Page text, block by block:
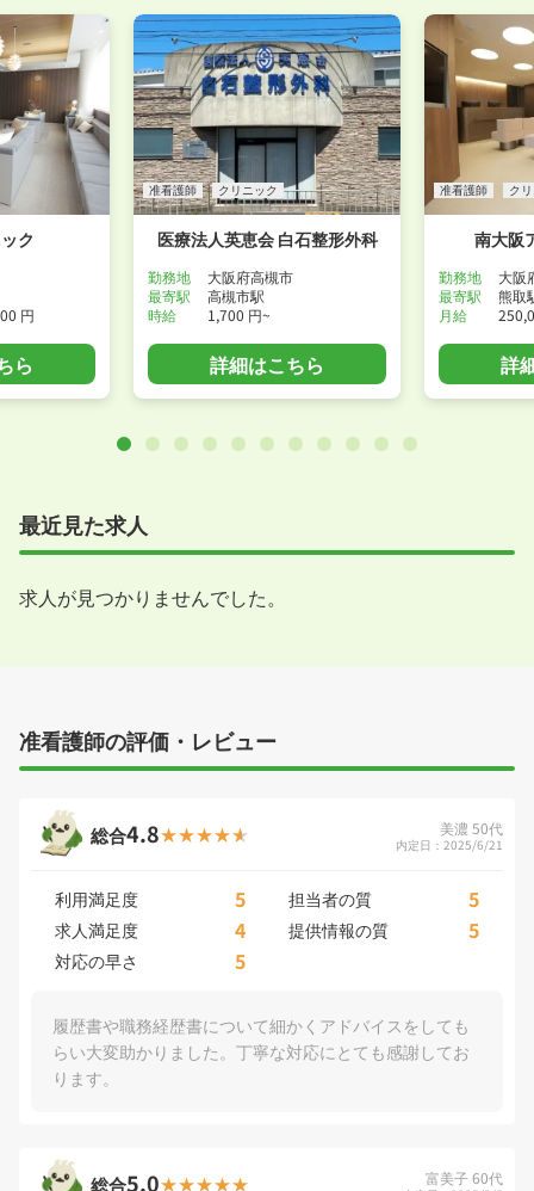
ク
円
ら
准看護師 クリニック
医療法人英恵会 白石整形外科
勤務地
大阪府高槻市
最寄駅
高槻市駅
時給
1,700 円~
詳細はこちら
准看護師 ク
南大阪
勤務地
大阪
最寄駅
熊取
月給
詳
最近見た求人
求人が見つかりませんでした。
准看護師の評価・レビュー
総合4.8 美濃 50代
内定日：2025/6/21
利用満足度 5 担当者の質 5
求人満足度 4 提供情報の質 5
対応の早さ 5
履歴書や職務経歴書について細かくアドバイスをしても
らい大変助かりました。丁寧な対応にとても感謝してお
ります。
総合5.0 富美子 60代